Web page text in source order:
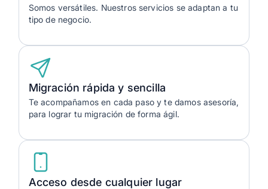
Somos versátiles. Nuestros servicios se adaptan a tu
tipo de negocio.
Migración rápida y sencilla
Te acompañamos en cada paso y te damos asesoría,
para lograr tu migración de forma ágil.
Acceso desde cualquier lugar